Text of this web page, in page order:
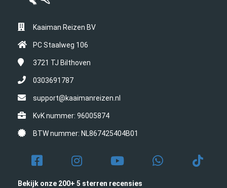
Kaaiman Reizen BV
PC Staalweg 106
3721 TJ Bilthoven
0303691787
support@kaaimanreizen.nl
KvK nummer: 96005874
BTW nummer: NL867425404B01
Bekijk onze 200+ 5 sterren recensies